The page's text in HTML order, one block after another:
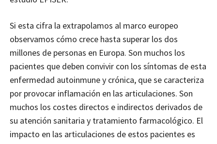
Si esta cifra la extrapolamos al marco europeo
observamos cómo crece hasta superar los dos
millones de personas en Europa. Son muchos los
pacientes que deben convivir con los síntomas de esta
enfermedad autoinmune y crónica, que se caracteriza
por provocar inflamación en las articulaciones. Son
muchos los costes directos e indirectos derivados de
su atención sanitaria y tratamiento farmacológico. El
impacto en las articulaciones de estos pacientes es